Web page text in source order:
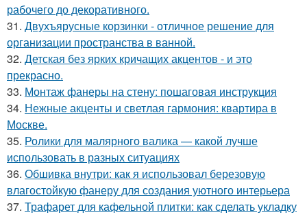
рабочего до декоративного.
31. Двухъярусные корзинки - отличное решение для
организации пространства в ванной.
32. Детская без ярких кричащих акцентов - и это
прекрасно.
33. Монтаж фанеры на стену: пошаговая инструкция
34. Нежные акценты и светлая гармония: квартира в
Москве.
35. Ролики для малярного валика — какой лучше
использовать в разных ситуациях
36. Обшивка внутри: как я использовал березовую
влагостойкую фанеру для создания уютного интерьера
37. Трафарет для кафельной плитки: как сделать укладку